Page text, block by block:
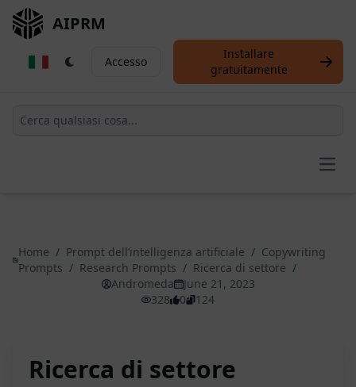
AIPRM
Accesso
Installare
gratuitamente
Home / Prompt dell’intelligenza artificiale / Copywriting
Prompts / Research Prompts / Ricerca di settore /
Andromeda
June 21, 2023
328
0 124
Ricerca di settore